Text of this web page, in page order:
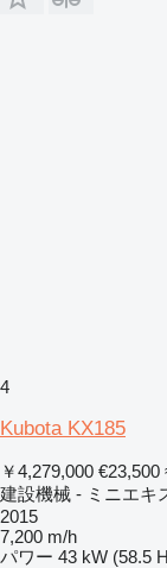
4
Kubota KX185
￥4,279,000 €23,500
建設機械 - ミニエキ
2015
7,200 m/h
パワー 43 kW (58.5